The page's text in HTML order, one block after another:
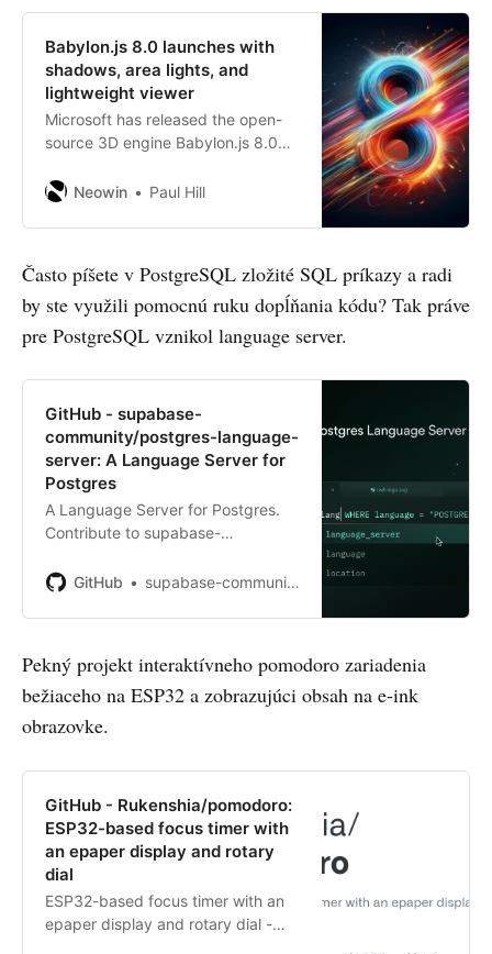
Babylon.js 8.0 launches with
shadows, area lights, and
lightweight viewer
Microsoft has released the open-
source 3D engine Babylon.js 8.0
includes support for IBL shadows,
Neowin Paul Hill
Často píšete v PostgreSQL zložité SQL príkazy a radi
by ste využili pomocnú ruku dopĺňania kódu? Tak práve
pre PostgreSQL vznikol language server.
GitHub - supabase-
community/postgres-language-
server: A Language Server for
Postgres
A Language Server for Postgres.
Contribute to supabase-
server development by creating an
GitHub supabase-community
Pekný projekt interaktívneho pomodoro zariadenia
bežiaceho na ESP32 a zobrazujúci obsah na e-ink
obrazovke.
GitHub - Rukenshia/pomodoro:
ESP32-based focus timer with
an epaper display and rotary
dial
ESP32-based focus timer with an
epaper display and rotary dial -